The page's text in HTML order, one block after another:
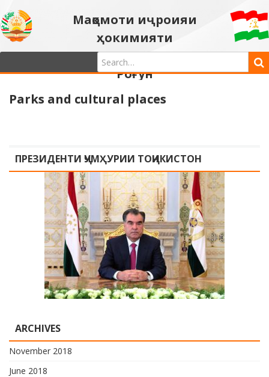
Мақомоти иҷроияи
ҳокимияти
давлатии шаҳри
Роғун
Parks and cultural places
ПРЕЗИДЕНТИ ҶУМҲУРИИ ТОҶИКИСТОН
ARCHIVES
November 2018
June 2018